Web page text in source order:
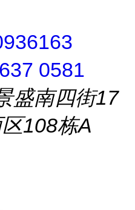
0581
盛南四街17
108栋A